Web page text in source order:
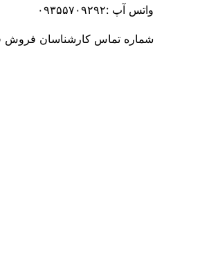
واتس آپ :۰۹۳۵۵۷۰۹۲۹۲
شماره تماس کارشناسان فروش فلزیاب